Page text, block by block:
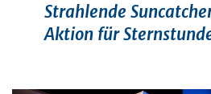
Strahlende
Aktion für